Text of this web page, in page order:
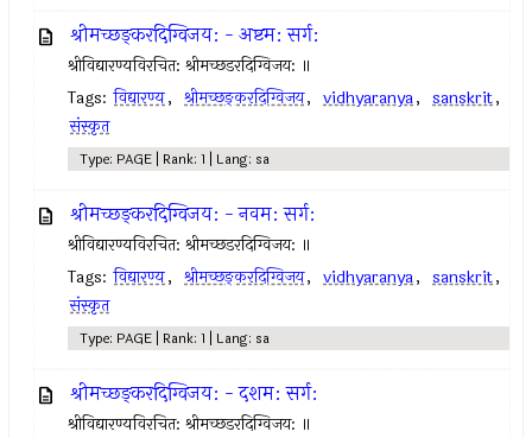
श्रीमच्छङ्करदिग्विजय: - अष्टम: सर्ग:
श्रीविद्यारण्यविरचित: श्रीमच्छडरदिग्विजय: ॥
Tags: विद्यारण्य, श्रीमच्छङ्करदिग्विजय, vidhyaranya, sanskrit,
संस्कृत
Type: PAGE | Rank: 1 | Lang: sa
श्रीमच्छङ्करदिग्विजय: - नवम: सर्ग:
श्रीविद्यारण्यविरचित: श्रीमच्छडरदिग्विजय: ॥
Tags: विद्यारण्य, श्रीमच्छङ्करदिग्विजय, vidhyaranya, sanskrit,
संस्कृत
Type: PAGE | Rank: 1 | Lang: sa
श्रीमच्छङ्करदिग्विजय: - दशम: सर्ग:
श्रीविद्यारण्यविरचित: श्रीमच्छडरदिग्विजय: ॥